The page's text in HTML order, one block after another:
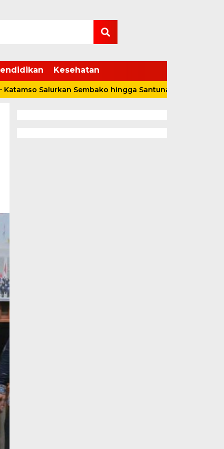
Kesehatan
Salurkan Sembako hingga Santunan Kebakaran di Kuala